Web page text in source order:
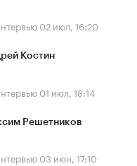
02 июл, 16:20
Костин
01 июл, 18:14
Решетников
03 июн, 17:10